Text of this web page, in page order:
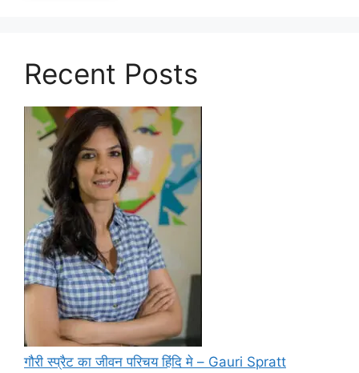
Recent Posts
गौरी स्प्रैट का जीवन परिचय हिंदि मे – Gauri Spratt